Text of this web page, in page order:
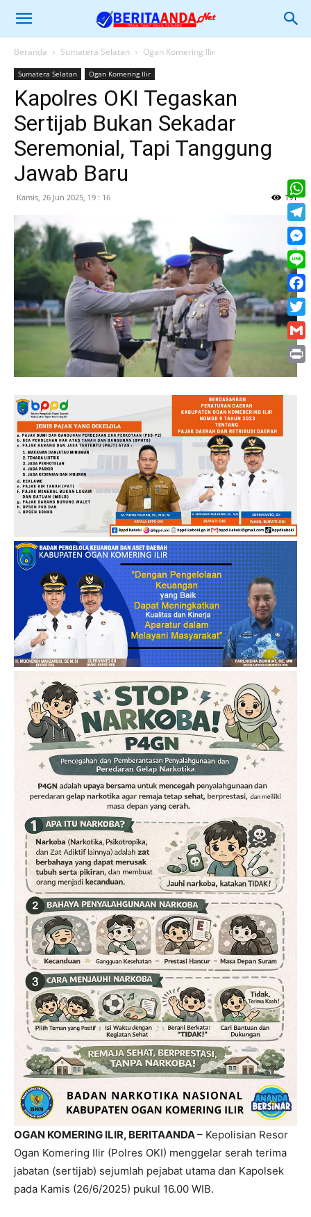
Beranda Sumatera Selatan Ogan Komering Ilir
Sumatera Selatan Ogan Komering Ilir
Kapolres OKI Tegaskan
Sertijab Bukan Sekadar
Seremonial, Tapi Tanggung
Jawab Baru
Kamis, 26 Jun 2025, 19 : 16 191
OGAN KOMERING ILIR, BERITAANDA– Kepolisian Resor
Ogan Komering Ilir (Polres OKI) menggelar serah terima
jabatan (sertijab) sejumlah pejabat utama dan Kapolsek
pada Kamis (26/6/2025) pukul 16.00 WIB.
Line